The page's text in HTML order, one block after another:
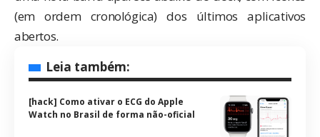
(em ordem cronológica) dos últimos aplicativos
abertos.
Leia também:
[hack] Como ativar o ECG do Apple
Watch no Brasil de forma não-oficial